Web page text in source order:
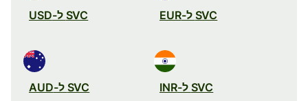
SVC ל-EUR SVC ל-USD
SVC ל-INR SVC ל-AUD